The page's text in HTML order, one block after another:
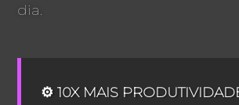
dia.
⚙️ 10X MAIS